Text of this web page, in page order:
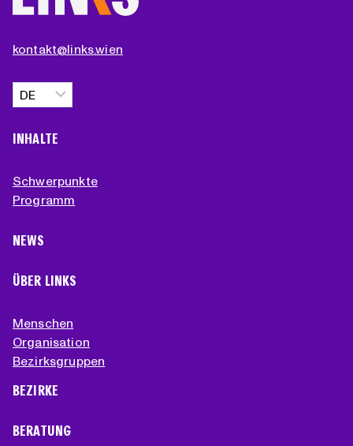
kontakt@links.wien
Sprache
auswählen
INHALTE
Schwerpunkte
Programm
NEWS
ÜBER LINKS
Menschen
Organisation
Bezirksgruppen
BEZIRKE
BERATUNG